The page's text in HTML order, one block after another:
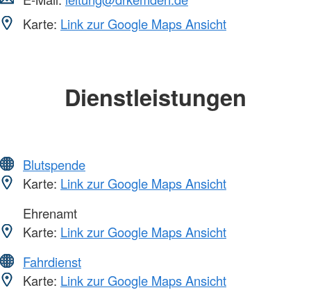
Karte: Link zur Google Maps Ansicht
Dienstleistungen
Blutspende
Karte: Link zur Google Maps Ansicht
Ehrenamt
Karte: Link zur Google Maps Ansicht
Fahrdienst
Karte: Link zur Google Maps Ansicht